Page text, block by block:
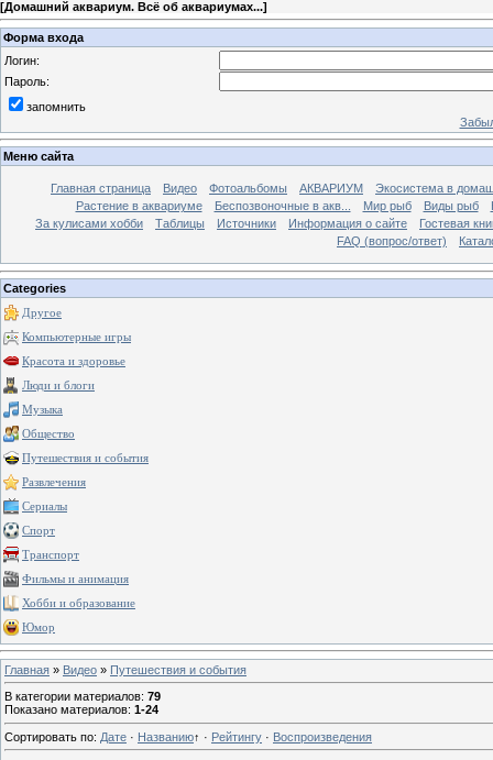
[Домашний аквариум. Всё об аквариумах...]
Форма входа
Логин:
Пароль:
запомнить
Меню сайта
Главная страница Видео Фотоальбомы АКВАРИУМ
Экосистема в
Растение в аквариуме
Беспозвоночные в акв... Мир рыб Виды рыб
За кулисами хобби
Таблицы Источники Информация о сайте
Гостевая
FAQ (вопрос/ответ)
Categories
Другое
Компьютерные игры
Красота и здоровье
Люди и блоги
Музыка
Общество
Путешествия и события
Развлечения
Сериалы
Спорт
Транспорт
Фильмы и анимация
Хобби и образование
Юмор
Главная » Видео » Путешествия и события
В категории материалов: 79
Показано материалов: 1-24
Сортировать по: Дате · Названию↑ · Рейтингу · Воспроизведения